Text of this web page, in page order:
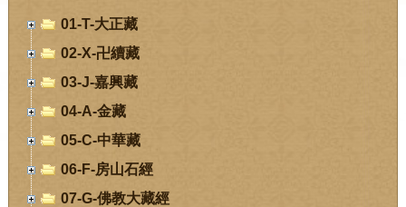
01-T-大正藏
02-X-卍續藏
03-J-嘉興藏
04-A-金藏
05-C-中華藏
06-F-房山石經
07-G-佛教大藏經